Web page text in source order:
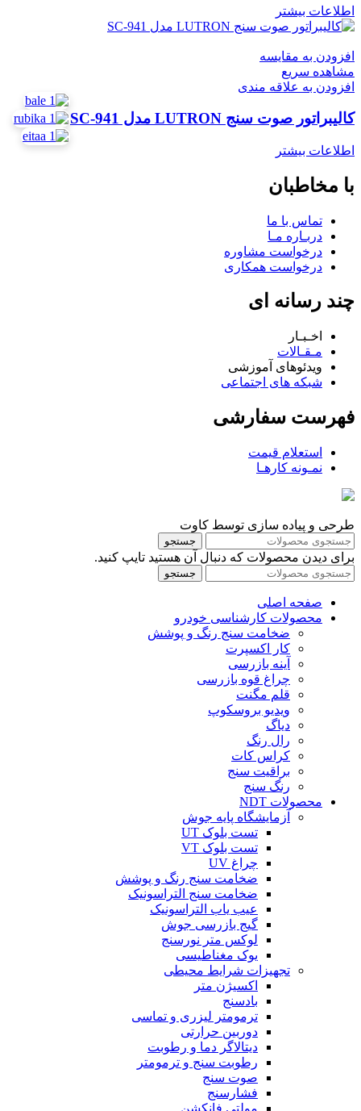
اطلاعات بیشتر
افزودن به مقایسه
مشاهده سریع
افزودن به علاقه مندی
کالیبراتور صوت سنج LUTRON مدل SC-941
اطلاعات بیشتر
با مخاطبان
تماس با ما
دربـاره مـا
درخواست مشاوره
درخواست همکاری
چند رسانه ای
اخـبـار
مـقـالات
ویدئوهای آموزشی
شبکه های اجتماعی
فهرست سفارشی
استعلام قیمت
نمـونه کارهـا
طرحی و پیاده سازی توسط کاوت
جستجو
برای دیدن محصولات که دنبال آن هستید تایپ کنید.
جستجو
صفحه اصلی
محصولات کارشناسی خودرو
ضخامت سنج رنگ و پوشش
کار اکسپرت
آینه بازرسی
چراغ قوه بازرسی
قلم مگنت
ویدیو بروسکوپ
دیاگ
رال رنگ
کراس کات
براقیت سنج
رنگ سنج
محصولات NDT
آزمایشگاه پایه جوش
تست بلوک UT
تست بلوک VT
چراغ UV
ضخامت سنج رنگ و پوشش
ضخامت سنج التراسونیک
عیب یاب التراسونیک
گیج بازرسی جوش
لوکس متر نورسنج
یوک مغناطیسی
تجهیزات شرایط محیطی
اکسیژن متر
بادسنج
ترمومتر لیزری و تماسی
دوربین حرارتی
دیتالاگر دما و رطوبت
رطوبت سنج و ترمومتر
صوت سنج
فشارسنج